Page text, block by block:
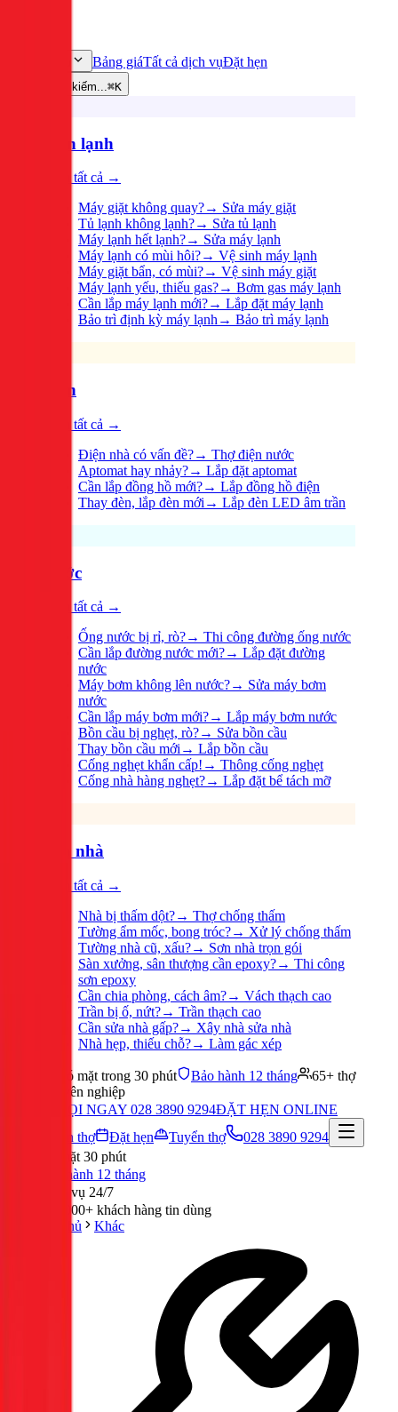
Bảng giáTất cả dịch vụĐặt hẹn
Tìm kiếm...⌘K
Điện lạnh
Xem tất cả →
Máy giặt không quay?→ Sửa máy giặt
Tủ lạnh không lạnh?→ Sửa tủ lạnh
Máy lạnh hết lạnh?→ Sửa máy lạnh
Máy lạnh có mùi hôi?→ Vệ sinh máy lạnh
Máy giặt bẩn, có mùi?→ Vệ sinh máy giặt
Máy lạnh yếu, thiếu gas?→ Bơm gas máy lạnh
Cần lắp máy lạnh mới?→ Lắp đặt máy lạnh
Bảo trì định kỳ máy lạnh→ Bảo trì máy lạnh
Điện
Xem tất cả →
Điện nhà có vấn đề?→ Thợ điện nước
Aptomat hay nhảy?→ Lắp đặt aptomat
Cần lắp đồng hồ mới?→ Lắp đồng hồ điện
Thay đèn, lắp đèn mới → Lắp đèn LED âm trần
Nước
Xem tất cả →
Ống nước bị rỉ, rò?→ Thi công đường ống nước
Cần lắp đường nước mới?→ Lắp đặt đường
nước
Máy bơm không lên nước?→ Sửa máy bơm
nước
Cần lắp máy bơm mới?→ Lắp máy bơm nước
Bồn cầu bị nghẹt, rò?→ Sửa bồn cầu
Thay bồn cầu mới → Lắp bồn cầu
Cống nghẹt khẩn cấp! → Thông cống nghẹt
Cống nhà hàng nghẹt?→ Lắp đặt bể tách mỡ
Sửa nhà
Xem tất cả →
Nhà bị thấm dột?→ Thợ chống thấm
Tường ẩm mốc, bong tróc?→ Xử lý chống thấm
Tường nhà cũ, xấu?→ Sơn nhà trọn gói
Sàn xưởng, sân thượng cần epoxy?→ Thi công
sơn epoxy
Cần chia phòng, cách âm?→ Vách thạch cao
Trần bị ố, nứt?→ Trần thạch cao
Cần sửa nhà gấp?→ Xây nhà sửa nhà
Nhà hẹp, thiếu chỗ?→ Làm gác xép
Có mặt trong 30 phút Bảo hành 12 tháng
65+ thợ
chuyên nghiệp
GỌI NGAY 028 3890 9294ĐẶT HẸN ONLINE
Tuyển thợ
Đặt hẹn Tuyển thợ
028 3890 9294
Có mặt 30 phút
Bảo hành 12 tháng
Phục vụ 24/7
300,000+ khách hàng tin dùng
Trang chủ
Khác